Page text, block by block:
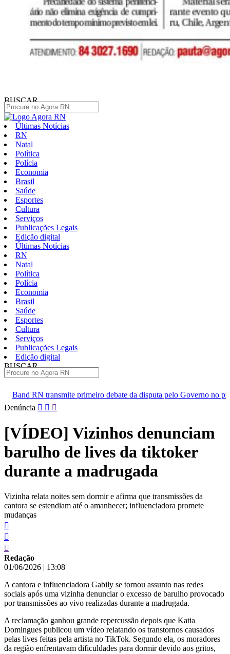
BUSCAR
Últimas Notícias
RN
Natal
Política
Polícia
Economia
Brasil
Saúde
Esportes
Cultura
Serviços
Publicações Legais
Edição digital
Últimas Notícias
RN
Natal
Política
Polícia
Economia
Brasil
Saúde
Esportes
Cultura
Serviços
Publicações Legais
Edição digital
BUSCAR
debate da disputa pelo Governo no próximo domingo 9
Pular
conteúdo
Denúncia
[VÍDEO] Vizinhos denunciam
barulho de lives da tiktoker
durante a madrugada
Vizinha relata noites sem dormir e afirma que transmissões da
cantora se estendiam até o amanhecer; influenciadora promete
mudanças
Redação
01/06/2026 | 13:08
A cantora e influenciadora Gabily se tornou assunto nas redes
sociais após uma vizinha denunciar o excesso de barulho provocado
por transmissões ao vivo realizadas durante a madrugada.
A reclamação ganhou grande repercussão depois que Katia
Domingues publicou um vídeo relatando os transtornos causados
pelas lives feitas pela artista no TikTok. Segundo ela, os moradores
da região enfrentavam dificuldades para dormir devido aos gritos,